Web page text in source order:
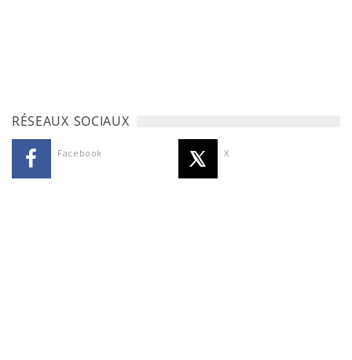
RÉSEAUX SOCIAUX
Facebook X